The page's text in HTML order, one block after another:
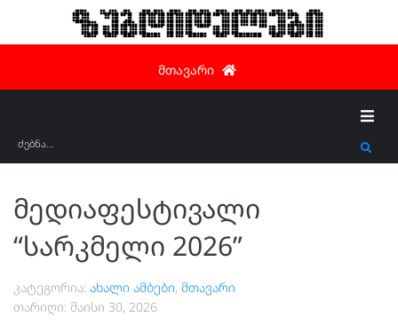
ზუგდიდელები
მთავარი
მედიაფესტივალი
“სარკმელი 2026”
კატეგორია: ახალი ამბები, მთავარი
თარიღი: მაისი 30, 2026